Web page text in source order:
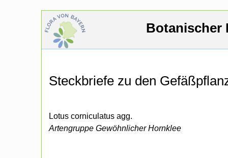
Botanischer
Steckbriefe zu den
Lotus corniculatus agg.
Artengruppe Gewöhnlicher Hornklee